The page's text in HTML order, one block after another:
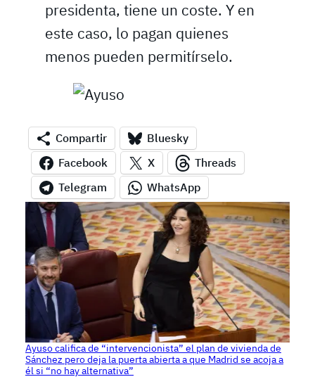
presidenta, tiene un coste. Y en
este caso, lo pagan quienes
menos pueden permitírselo.
Compartir
Bluesky
Facebook
X
Threads
Telegram
WhatsApp
Ayuso califica de “intervencionista” el plan de vivienda de
Sánchez pero deja la puerta abierta a que Madrid se acoja a
él si “no hay alternativa”